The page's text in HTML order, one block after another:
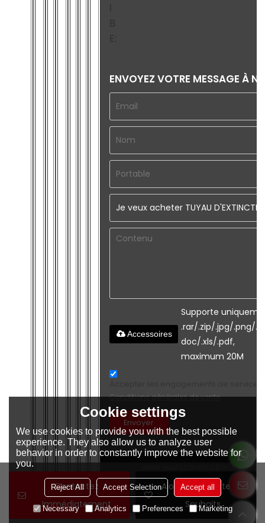
Contactez
Immédiatement
Ajouter À La Liste De
Souhaits
ENVOYEZ VOTRE MESSAGE À
Supporte
.rar/.zip/.jpg/.png/
doc/.xls/.pdf,
maximum 20M
Accessoires
Conditions générales de vente
Envoyer
www.youfaconstruction.com
Copyright © 2026 Tianjin Youfa
trade Co., Ltd
Cookie settings
We use cookies to provide you with the best possible
experience. They also allow us to analyze user
behavior in order to constantly improve the website for
you.
Reject All Accept Selection Accept all
Necessary Analytics Preferences Marketing